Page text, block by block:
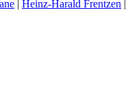
Heinz-Harald Frentzen